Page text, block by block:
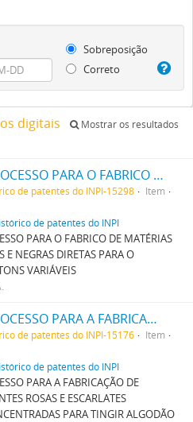
Sobreposição
Correto
digitais
Mostrar os resultados
UM NOVO PROCESSO PARA O FABRICO DE MATERIAS CORANTES AZUES E NEGRAS DIRECTAS PARA O ALGODÃO COM TONS VARIAVEIS
de patentes do INPI-15298
Item
de patentes do INPI
PARA O FABRICO DE MATÉRIAS
E NEGRAS DIRETAS PARA O
VARIÁVEIS
UM NOVO PROCESSO PARA A FABRICAÇÃO DE MATERIAS CORANTES ROSAS E ESCARLATES ALTAMENTE CONCENTRADAS PARA TINGIR ALGODÃO
de patentes do INPI-15176
Item
de patentes do INPI
PARA A FABRICAÇÃO DE
ROSAS E ESCARLATES
PARA TINGIR ALGODÃO